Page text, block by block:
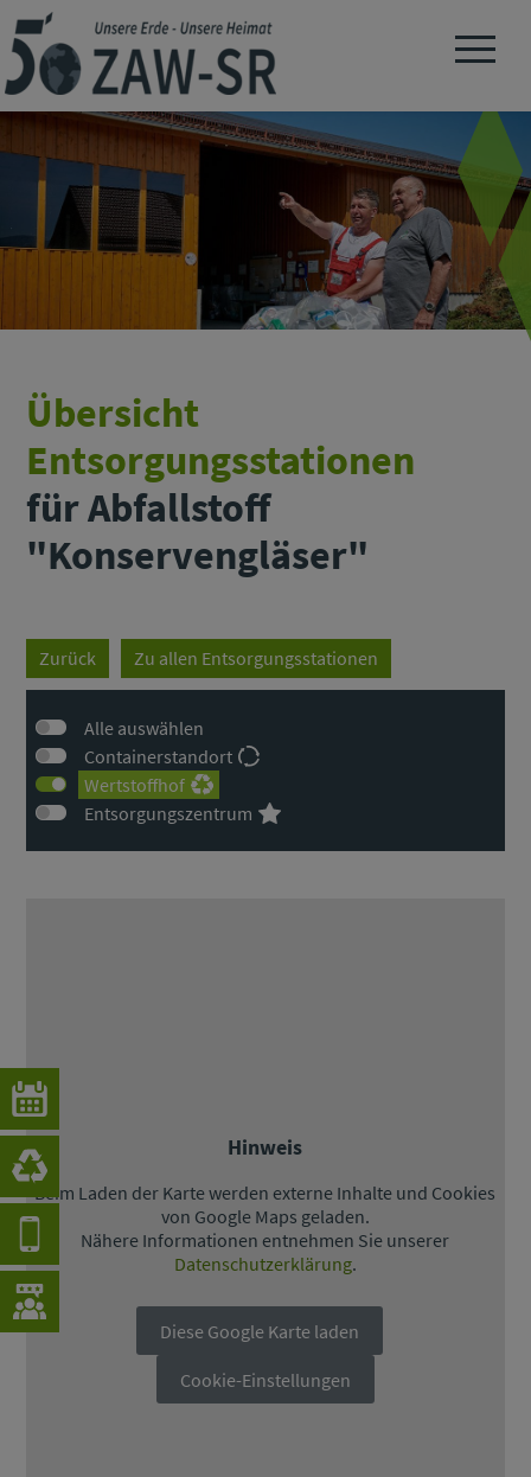
Navigation
Übersicht
Entsorgungsstationen
für Abfallstoff
"Konservengläser"
Zurück Zu allen Entsorgungsstationen
Alle auswählen
Containerstandort
Wertstoffhof
Entsorgungszentrum
Hinweis
Beim Laden der Karte werden externe Inhalte und Cookies
von Google Maps geladen.
Nähere Informationen entnehmen Sie unserer
Datenschutzerklärung.
Diese Google Karte laden
Cookie-Einstellungen